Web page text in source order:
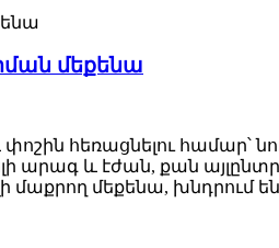
մեքենա
հեռացնելու համար՝
արագ և էժան, քան
մաքրող մեքենա, խնդրում